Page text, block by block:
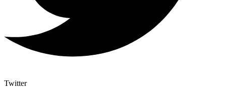
Twitter